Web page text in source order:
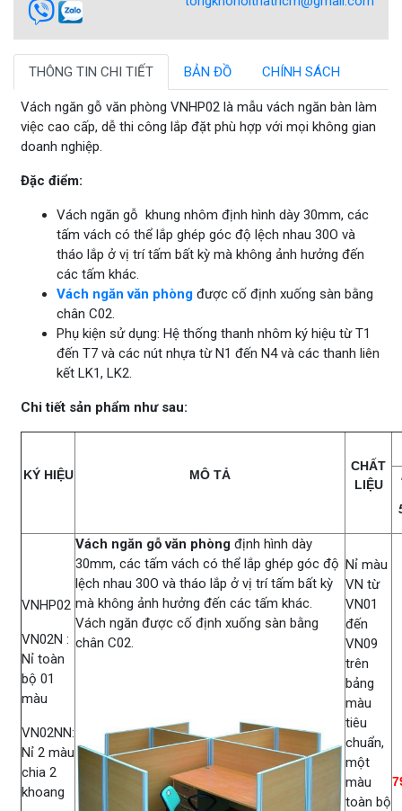
THÔNG TIN CHI TIẾT BẢN ĐỒ CHÍNH SÁCH
Vách ngăn gỗ văn phòng VNHP02 là mẫu vách ngăn bàn làm
việc cao cấp, dễ thi công lắp đặt phù hợp với mọi không gian
doanh nghiệp.
Đặc điểm:
Vách ngăn gỗ khung nhôm định hình dày 30mm, các
tấm vách có thể lắp ghép góc độ lệch nhau 30O và
tháo lắp ở vị trí tấm bất kỳ mà không ảnh hưởng đến
các tấm khác.
Vách ngăn văn phòng được cố định xuống sàn bằng
chân C02.
Phụ kiện sử dụng: Hệ thống thanh nhôm ký hiệu từ T1
đến T7 và các nút nhựa từ N1 đến N4 và các thanh liên
kết LK1, LK2.
Chi tiết sản phẩm như sau:
KÝ HIỆU MÔ TẢ
CHẤT
LIỆU
VNHP02
VN02N :
Nỉ toàn
bộ 01
màu
VN02NN:
Nỉ 2 màu
chia 2
khoang
Vách ngăn gỗ văn phòng định hình dày
30mm, các tấm vách có thể lắp ghép góc độ
lệch nhau 30O và tháo lắp ở vị trí tấm bất kỳ
mà không ảnh hưởng đến các tấm khác.
Vách ngăn được cố định xuống sàn bằng
chân C02.
Nỉ màu
VN từ
VN01
đến
VN09
trên
bảng
màu
tiêu
chuẩn,
một
màu
toàn bộ